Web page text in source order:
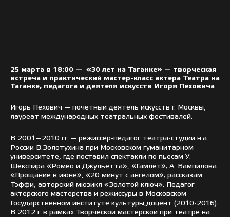
25 марта в 18:00 — «30 лет на Таганке» — творческая
встреча и практический мастер-класс актера Театра на
Таганке, педагога и деятеля искусств
Игоря Пеховича
Игорь Пехович — почетный деятель искусств г. Москвы,
лауреат международных театральных фестивалей.
В 2001—2010 гг. — режиссёр-педагог театра-студии н.а.
России В.Золотухина при Московском гуманитарном
университете, где поставил спектакли по пьесам У.
Шекспира «Ромео и Джульетта», «Гамлет»; А. Вампилова
«Прощание в июне», «20 минут с ангелом»; рассказам
Тэффи, авторский мюзикл «Золотой ключ». Педагог
актерского мастерства и режиссуры в Московском
Государственном институте культуры,доцент (2010-2016).
В 2012 г. в рамках Творческой мастерской при театре на